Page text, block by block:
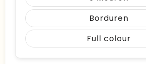
Borduren
Full colour